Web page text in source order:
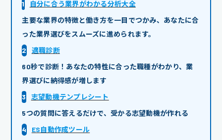
1
自分に合う業界がわかる分析大全
主要な業界の特徴と働き方を一目でつかみ、あなたに合
った業界選びをスムーズに進められます。
2
適職診断
60秒で診断！あなたの特性に合った職種がわかり、業
界選びに納得感が増します
3
志望動機テンプレシート
5つの質問に答えるだけで、受かる志望動機が作れる
4
ES自動作成ツール